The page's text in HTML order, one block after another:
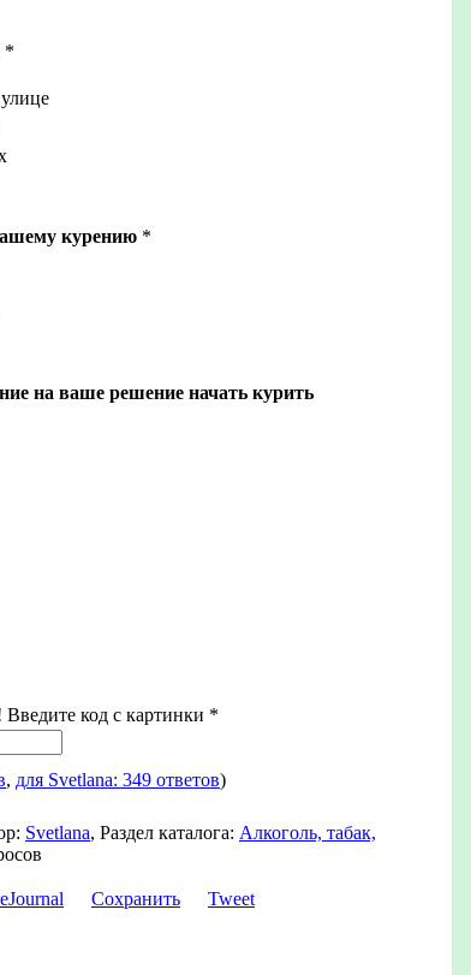
*
курению *
на ваше решение начать курить
код с картинки *
, для Svetlana: 349 ответов)
Svetlana, Раздел каталога: Алкоголь, табак,
Сохранить Tweet